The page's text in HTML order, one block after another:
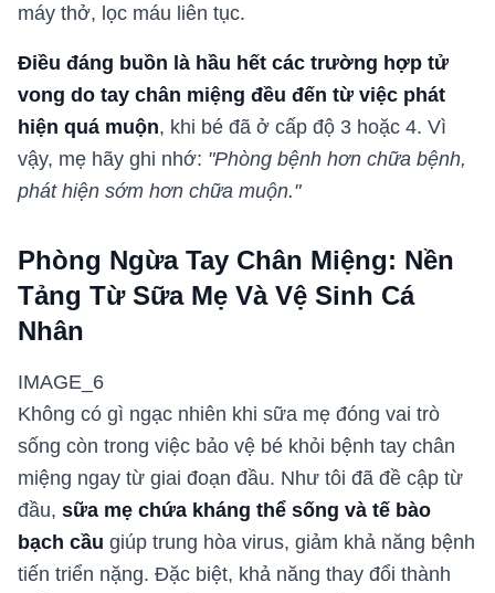
máy thở, lọc máu liên tục.
Điều đáng buồn là hầu hết các trường hợp tử
vong do tay chân miệng đều đến từ việc phát
hiện quá muộn, khi bé đã ở cấp độ 3 hoặc 4. Vì
vậy, mẹ hãy ghi nhớ: "Phòng bệnh hơn chữa bệnh,
phát hiện sớm hơn chữa muộn."
Phòng Ngừa Tay Chân Miệng: Nền
Tảng Từ Sữa Mẹ Và Vệ Sinh Cá
Nhân
IMAGE_6
Không có gì ngạc nhiên khi sữa mẹ đóng vai trò
sống còn trong việc bảo vệ bé khỏi bệnh tay chân
miệng ngay từ giai đoạn đầu. Như tôi đã đề cập từ
đầu, sữa mẹ chứa kháng thể sống và tế bào
bạch cầu giúp trung hòa virus, giảm khả năng bệnh
tiến triển nặng. Đặc biệt, khả năng thay đổi thành